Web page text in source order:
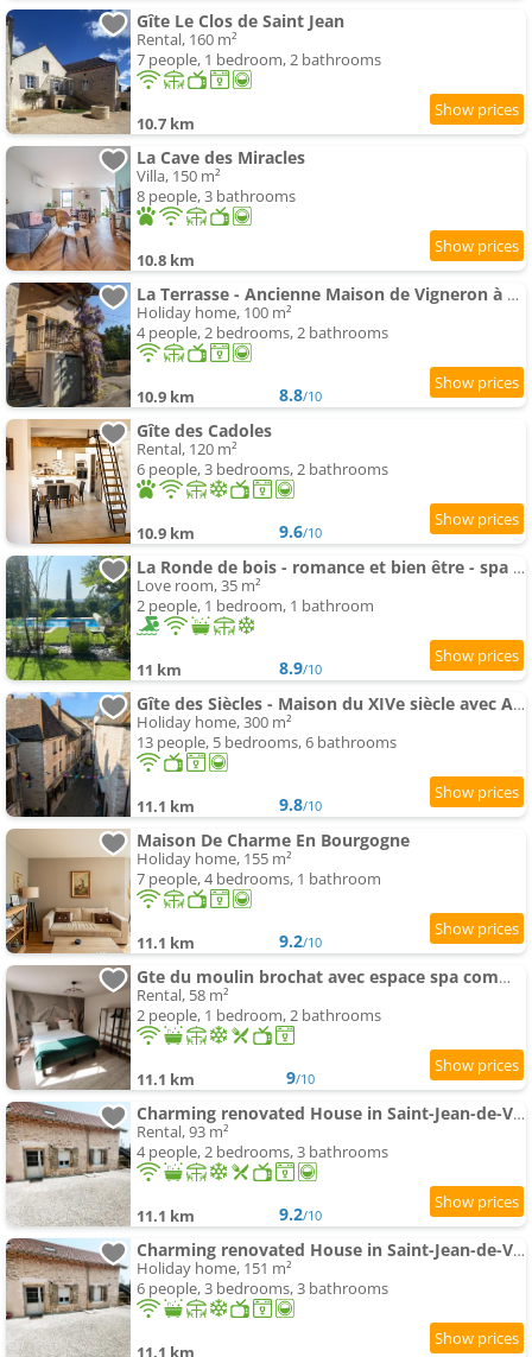
Gîte Le Clos de Saint Jean
Rental, 160 m²
7 people, 1 bedroom, 2 bathrooms
10.7 km
La Cave des Miracles
Villa, 150 m²
8 people, 3 bathrooms
10.8 km
La Terrasse - Ancienne Maison de Vigneron à Saint Gengoux
Holiday home, 100 m²
4 people, 2 bedrooms, 2 bathrooms
10.9 km 8.8/10
Gîte des Cadoles
Rental, 120 m²
6 people, 3 bedrooms, 2 bathrooms
10.9 km 9.6/10
La Ronde de bois - romance et bien être - spa privatif
Love room, 35 m²
2 people, 1 bedroom, 1 bathroom
11 km 8.9/10
Gîte des Siècles - Maison du XIVe siècle avec Ascenseur et Cinéma
Holiday home, 300 m²
13 people, 5 bedrooms, 6 bathrooms
11.1 km 9.8/10
Maison De Charme En Bourgogne
Holiday home, 155 m²
7 people, 4 bedrooms, 1 bathroom
11.1 km 9.2/10
Gte du moulin brochat avec espace spa commun
Rental, 58 m²
2 people, 1 bedroom, 2 bathrooms
11.1 km 9/10
Charming renovated House in Saint-Jean-de-Vaux, France
Rental, 93 m²
4 people, 2 bedrooms, 3 bathrooms
11.1 km 9.2/10
Charming renovated House in Saint-Jean-de-Vaux, Burgundy
Holiday home, 151 m²
6 people, 3 bedrooms, 3 bathrooms
11.1 km